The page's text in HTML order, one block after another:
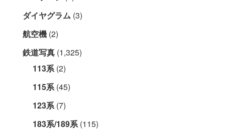
ダイヤグラム (3)
航空機 (2)
鉄道写真 (1,325)
113系(2)
115系(45)
123系(7)
183系/189系(115)